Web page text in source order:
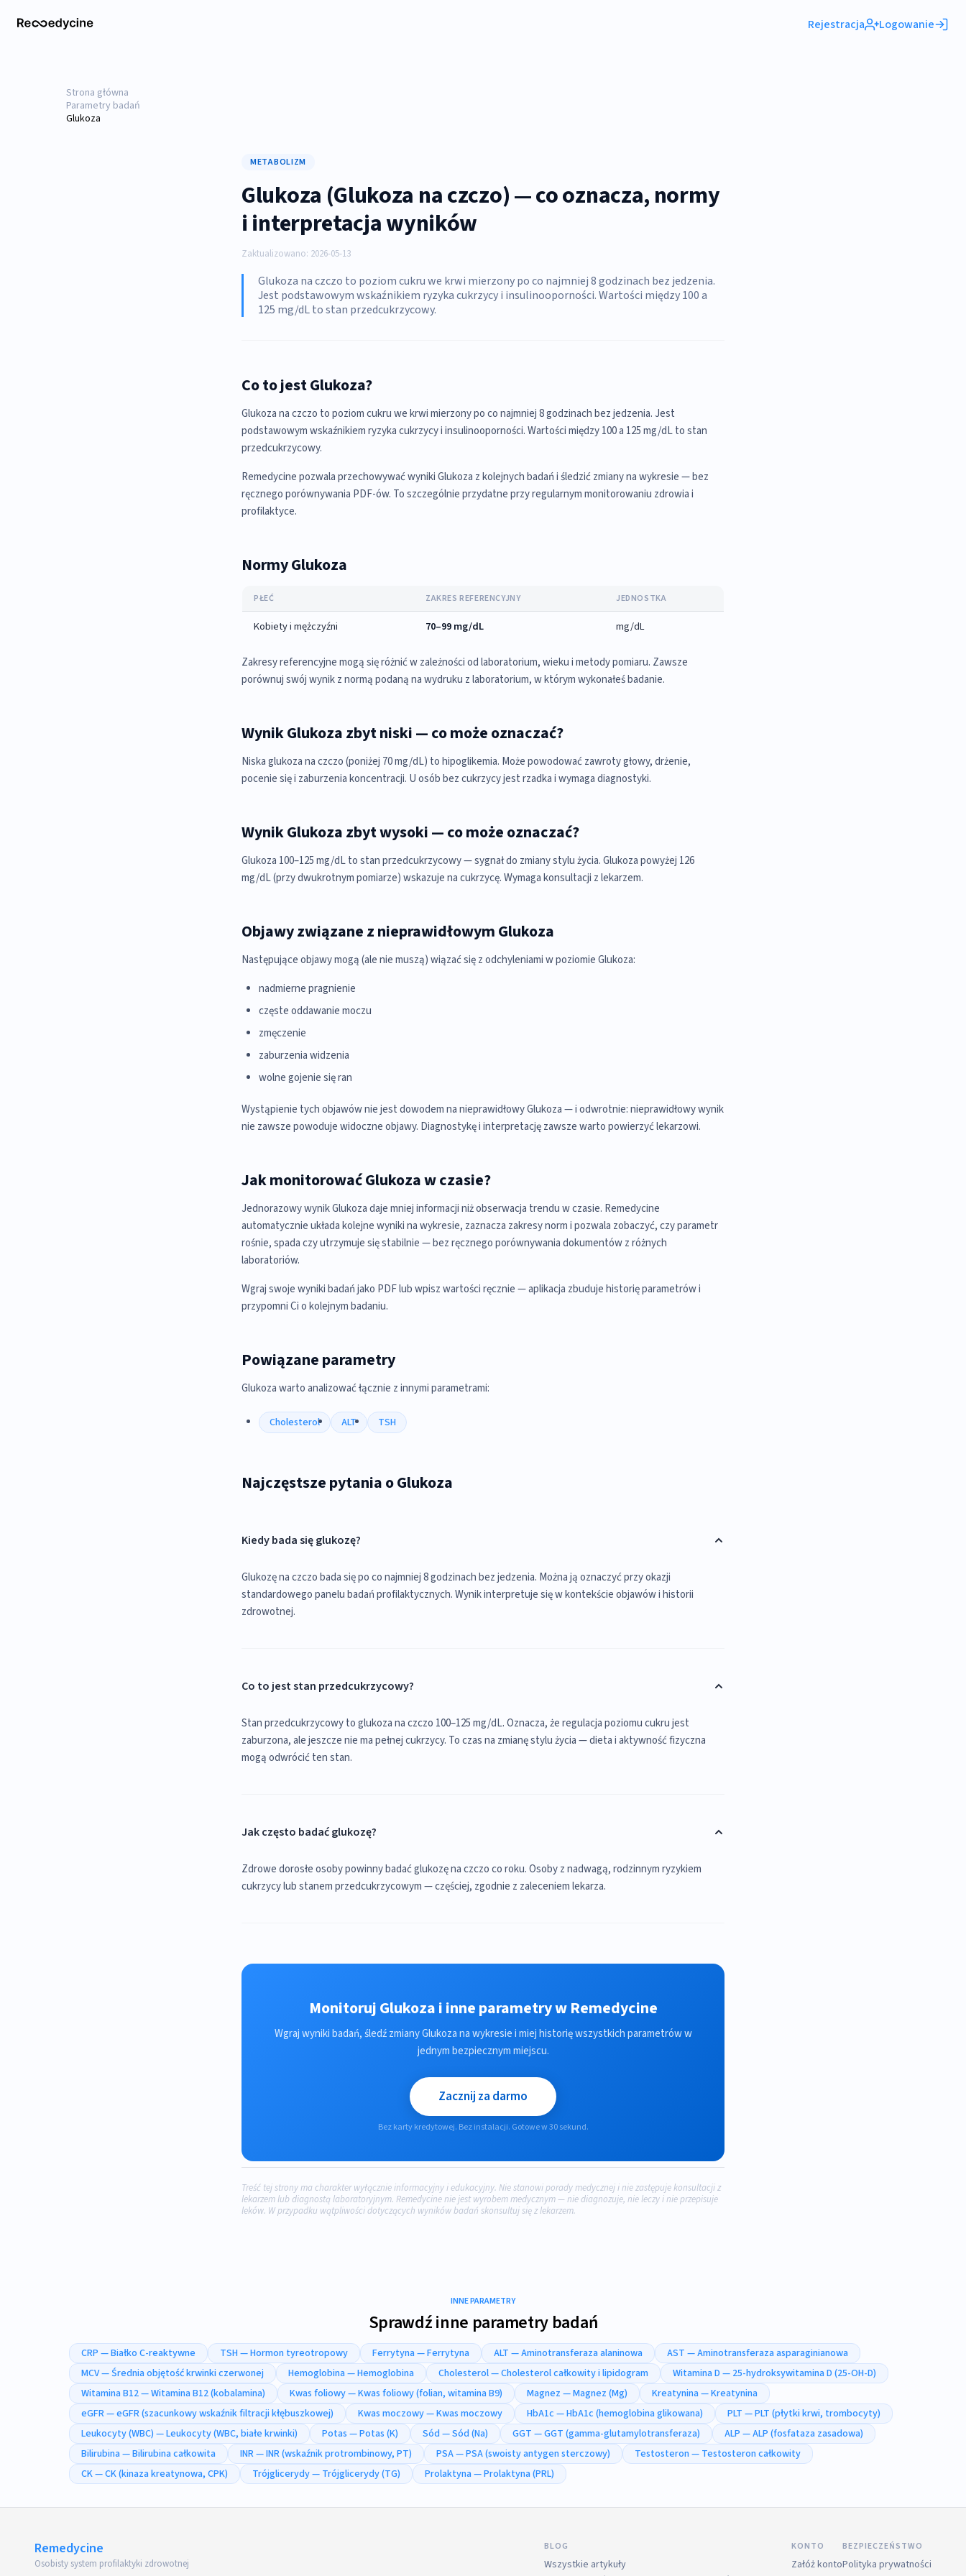
Rejestracja Logowanie
Strona główna
Parametry badań
Glukoza
METABOLIZM
Glukoza (Glukoza na czczo) — co oznacza, normy
i interpretacja wyników
Zaktualizowano: 2026-05-13
Glukoza na czczo to poziom cukru we krwi mierzony po co najmniej 8 godzinach bez jedzenia.
Jest podstawowym wskaźnikiem ryzyka cukrzycy i insulinooporności. Wartości między 100 a
125 mg/dL to stan przedcukrzycowy.
Co to jest Glukoza?
Glukoza na czczo to poziom cukru we krwi mierzony po co najmniej 8 godzinach bez jedzenia. Jest
podstawowym wskaźnikiem ryzyka cukrzycy i insulinooporności. Wartości między 100 a 125 mg/dL to stan
przedcukrzycowy.
Remedycine pozwala przechowywać wyniki Glukoza z kolejnych badań i śledzić zmiany na wykresie — bez
ręcznego porównywania PDF-ów. To szczególnie przydatne przy regularnym monitorowaniu zdrowia i
profilaktyce.
Normy Glukoza
PŁEĆ ZAKRES REFERENCYJNY JEDNOSTKA
Kobiety i mężczyźni 70–99 mg/dL mg/dL
Zakresy referencyjne mogą się różnić w zależności od laboratorium, wieku i metody pomiaru. Zawsze
porównuj swój wynik z normą podaną na wydruku z laboratorium, w którym wykonałeś badanie.
Wynik Glukoza zbyt niski — co może oznaczać?
Niska glukoza na czczo (poniżej 70 mg/dL) to hipoglikemia. Może powodować zawroty głowy, drżenie,
pocenie się i zaburzenia koncentracji. U osób bez cukrzycy jest rzadka i wymaga diagnostyki.
Wynik Glukoza zbyt wysoki — co może oznaczać?
Glukoza 100–125 mg/dL to stan przedcukrzycowy — sygnał do zmiany stylu życia. Glukoza powyżej 126
mg/dL (przy dwukrotnym pomiarze) wskazuje na cukrzycę. Wymaga konsultacji z lekarzem.
Objawy związane z nieprawidłowym Glukoza
Następujące objawy mogą (ale nie muszą) wiązać się z odchyleniami w poziomie Glukoza:
nadmierne pragnienie
częste oddawanie moczu
zmęczenie
zaburzenia widzenia
wolne gojenie się ran
Wystąpienie tych objawów nie jest dowodem na nieprawidłowy Glukoza — i odwrotnie: nieprawidłowy wynik
nie zawsze powoduje widoczne objawy. Diagnostykę i interpretację zawsze warto powierzyć lekarzowi.
Jak monitorować Glukoza w czasie?
Jednorazowy wynik Glukoza daje mniej informacji niż obserwacja trendu w czasie. Remedycine
automatycznie układa kolejne wyniki na wykresie, zaznacza zakresy norm i pozwala zobaczyć, czy parametr
rośnie, spada czy utrzymuje się stabilnie — bez ręcznego porównywania dokumentów z różnych
laboratoriów.
Wgraj swoje wyniki badań jako PDF lub wpisz wartości ręcznie — aplikacja zbuduje historię parametrów i
przypomni Ci o kolejnym badaniu.
Powiązane parametry
Glukoza warto analizować łącznie z innymi parametrami:
Cholesterol ALT TSH
Najczęstsze pytania o Glukoza
Kiedy bada się glukozę?
Glukozę na czczo bada się po co najmniej 8 godzinach bez jedzenia. Można ją oznaczyć przy okazji
standardowego panelu badań profilaktycznych. Wynik interpretuje się w kontekście objawów i historii
zdrowotnej.
Co to jest stan przedcukrzycowy?
Stan przedcukrzycowy to glukoza na czczo 100–125 mg/dL. Oznacza, że regulacja poziomu cukru jest
zaburzona, ale jeszcze nie ma pełnej cukrzycy. To czas na zmianę stylu życia — dieta i aktywność fizyczna
mogą odwrócić ten stan.
Jak często badać glukozę?
Zdrowe dorosłe osoby powinny badać glukozę na czczo co roku. Osoby z nadwagą, rodzinnym ryzykiem
cukrzycy lub stanem przedcukrzycowym — częściej, zgodnie z zaleceniem lekarza.
Monitoruj Glukoza i inne parametry w Remedycine
Wgraj wyniki badań, śledź zmiany Glukoza na wykresie i miej historię wszystkich parametrów w
jednym bezpiecznym miejscu.
Zacznij za darmo
Bez karty kredytowej. Bez instalacji. Gotowe w 30 sekund.
Treść tej strony ma charakter wyłącznie informacyjny i edukacyjny. Nie stanowi porady medycznej i nie zastępuje konsultacji z
lekarzem lub diagnostą laboratoryjnym. Remedycine nie jest wyrobem medycznym — nie diagnozuje, nie leczy i nie przepisuje
leków. W przypadku wątpliwości dotyczących wyników badań skonsultuj się z lekarzem.
INNE PARAMETRY
Sprawdź inne parametry badań
CRP — Białko C-reaktywne TSH — Hormon tyreotropowy Ferrytyna — Ferrytyna ALT — Aminotransferaza alaninowa
AST — Aminotransferaza asparaginianowa
MCV — Średnia objętość krwinki czerwonej
Hemoglobina — Hemoglobina Cholesterol — Cholesterol całkowity i lipidogram
Witamina D — 25-hydroksywitamina D (25-OH-D)
Witamina B12 — Witamina B12 (kobalamina)
Kwas foliowy — Kwas foliowy (folian, witamina B9) Magnez — Magnez (Mg)
Kreatynina — Kreatynina
eGFR — eGFR (szacunkowy wskaźnik filtracji kłębuszkowej)
Kwas moczowy — Kwas moczowy HbA1c — HbA1c (hemoglobina glikowana)
PLT — PLT (płytki krwi, trombocyty)
Leukocyty (WBC) — Leukocyty (WBC, białe krwinki)
Potas — Potas (K) Sód — Sód (Na) GGT — GGT (gamma-glutamylotransferaza)
ALP — ALP (fosfataza zasadowa)
Bilirubina — Bilirubina całkowita
INR — INR (wskaźnik protrombinowy, PT) PSA — PSA (swoisty antygen sterczowy)
Testosteron — Testosteron całkowity
CK — CK (kinaza kreatynowa, CPK)
Trójglicerydy — Trójglicerydy (TG) Prolaktyna — Prolaktyna (PRL)
Remedycine
Osobisty system profilaktyki zdrowotnej
BLOG
Wszystkie artykuły
KONTO
Załóż konto
BEZPIECZEŃSTWO
Polityka prywatności